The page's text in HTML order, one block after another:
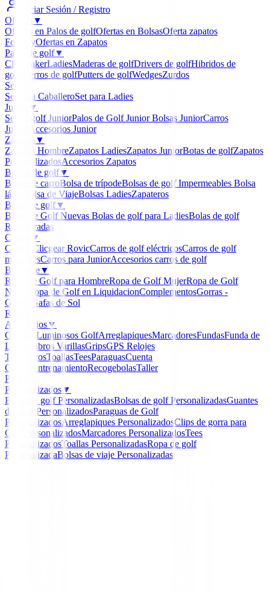
Iniciar Sesión / Registro
Ofertas▼
Ofertas en Palos de golfOfertas en BolsasOferta zapatos
FootJoyOfertas en Zapatos
Palos de golf▼
ClubmakerLadiesMaderas de golfDrivers de golfHibridos de
golf
Hierros de golfPutters de golfWedgesZurdos
Sets
Set para CaballeroSet para Ladies
Junior
▼
Set de golf JuniorPalos de Golf JuniorBolsas JuniorCarros
Junior
Accesorios Junior
Zapatos▼
Zapatos HombreZapatos LadiesZapatos JuniorBotas de golfZapatos
PersonalizadosAccesorios Zapatos
Bolsas de golf▼
Bolsa de carroBolsa de trípodeBolsas de golf Impermeables Bolsa
lápiz
Bolsa de ViajeBolsas LadiesZapateros
Bolas de golf▼
Bolas de Golf Nuevas Bolas de golf para LadiesBolas de golf
Recuperadas
Carros
▼
Carros Clicgear RovicCarros de golf eléctricosCarros de golf
manualesCarros para JuniorAccesorios carros de golf
Boutique▼
Ropa de Golf para HombreRopa de Golf MujerRopa de Golf
Niños
Ropa de Golf en LiquidacionComplementosGorras -
Gorros
Gafas de Sol
Regalos
Accesorios▼
Guantes Luminosos GolfArreglapiquesMarcadoresFundasFunda de
Lluvia
Libros VarillasGripsGPS Relojes
TelemetrosToallasTeesParaguasCuenta
Golpes
EntrenamientoRecogebolasTaller
Packs
Personalizados▼
Bolas de golf PersonalizadasBolsas de golf PersonalizadasGuantes
de Golf PersonalizadosParaguas de Golf
PersonalizadosArreglapiques PersonalizadosClips de gorra para
Golf PersonalizadosMarcadores PersonalizadosTees
PersonalizadosToallas PersonalizadasRopa de golf
PersonalizadaBolsas de viaje Personalizadas